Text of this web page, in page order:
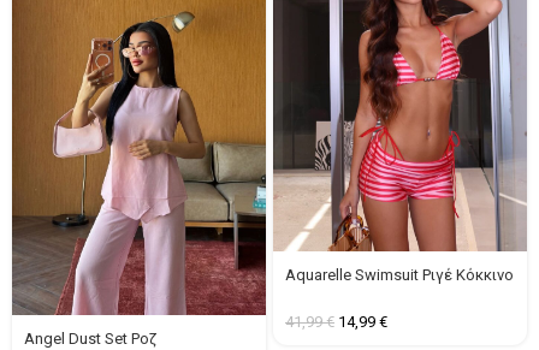
Angel Dust Set Ροζ
Aquarelle Swimsuit Ριγέ Κόκκινο
41,99€ 14,99 €